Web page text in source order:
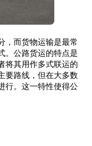
，而货物运输是最常
。公路货运的特点是
将其用作多式联运的
要路线，但在大多数
行。这一特性使得公